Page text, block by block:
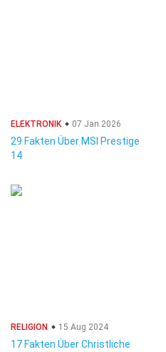
ELEKTRONIK 07 Jan 2026
29 Fakten Über MSI Prestige
14
RELIGION 15 Aug 2024
17 Fakten Über Christliche